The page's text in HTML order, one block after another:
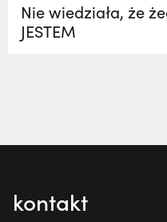
Nie wiedziała, że
JESTEM
kontakt